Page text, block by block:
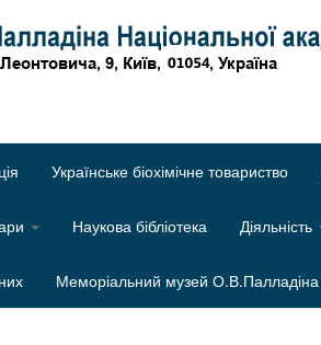
Українське біохімічне товариство
Наукова бібліотека Діяльність
Меморіальний музей О.В.Палладіна